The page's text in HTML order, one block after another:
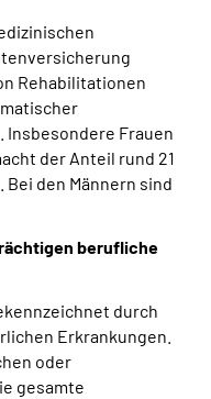
Rehabilitationen
Frauen
der Anteil rund 21
den Männern sind
berufliche
durch
Erkrankungen.
oder
gesamte